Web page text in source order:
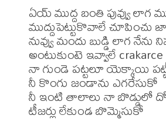
ఏయ్ ముద్ద బంతి పువ్వు లాగ
ముద్దుపెట్టుకొవాలే చూపించు
నువ్వు మందు బుడ్డి లాగ నేను
అంటుకుంటె ఇవ్వాలే
నా గుండె పట్టలూ యెక్కాయి
నీ కొంగు జండాను ఎగరేసుకో
నీ ఇంటి తాలాలు నా బొడ్డులో
టీజర్లు లేకుండ బొమ్మెసుకో